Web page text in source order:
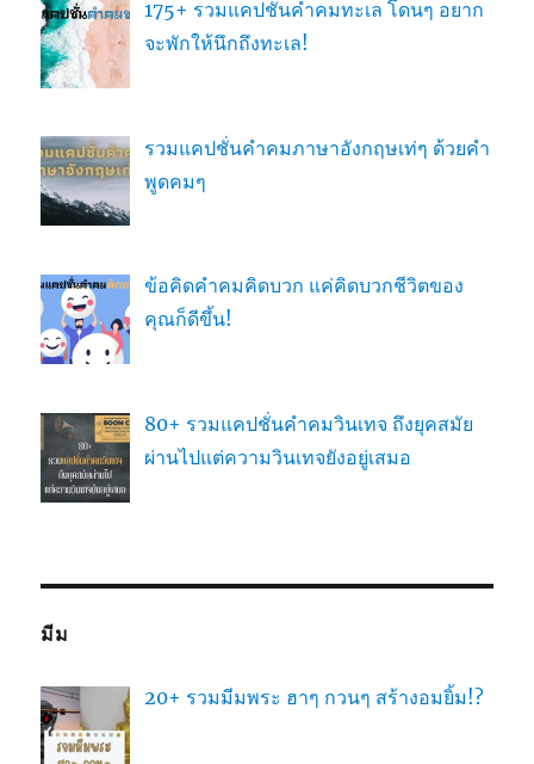
175+ รวมแคปชั่นคำคมทะเล โดนๆ อยาก
จะพักให้นึกถึงทะเล!
รวมแคปชั่นคำคมภาษาอังกฤษเท่ๆ ด้วยคำ
พูดคมๆ
ข้อคิดคำคมคิดบวก แค่คิดบวกชีวิตของ
คุณก็ดีขึ้น!
80+ รวมแคปชั่นคำคมวินเทจ ถึงยุคสมัย
ผ่านไปแต่ความวินเทจยังอยู่เสมอ
มีม
20+ รวมมีมพระ ฮาๆ กวนๆ สร้างอมยิ้ม!?